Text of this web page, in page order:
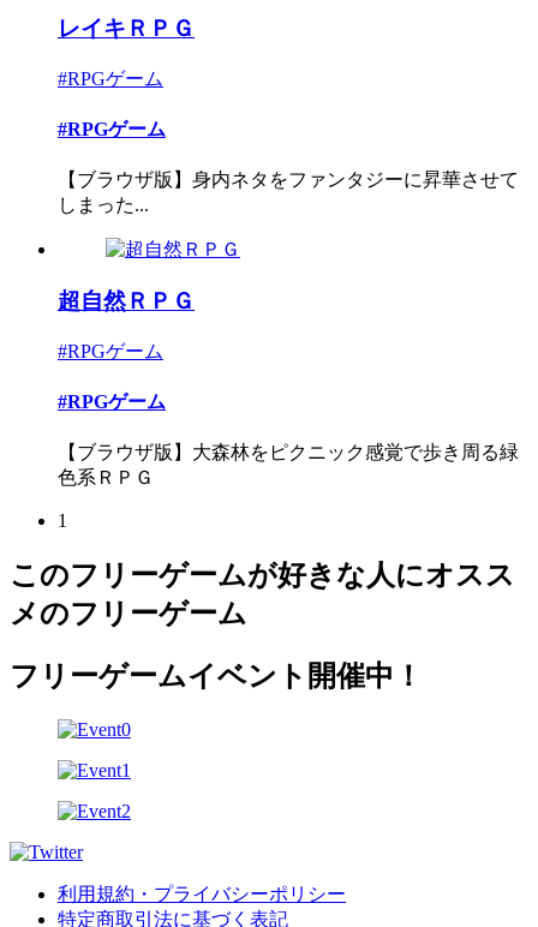
レイキＲＰＧ
#RPGゲーム
#RPGゲーム
【ブラウザ版】身内ネタをファンタジーに昇華させて
しまった...
超自然ＲＰＧ
#RPGゲーム
#RPGゲーム
【ブラウザ版】大森林をピクニック感覚で歩き周る緑
色系ＲＰＧ
1
このフリーゲームが好きな人にオスス
メのフリーゲーム
フリーゲームイベント開催中！
利用規約・プライバシーポリシー
特定商取引法に基づく表記